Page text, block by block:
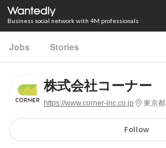
Business social network with 4M professionals
Jobs Stories
株式会社コーナー
https://www.corner-inc.co.jp 東京都
Follow